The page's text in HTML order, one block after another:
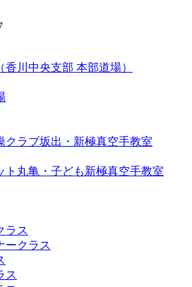
香川中央支部 本部道場）
クラブ坂出・新極真空手教室
ト丸亀・子ども新極真空手教室
ラス
ークラス
ス